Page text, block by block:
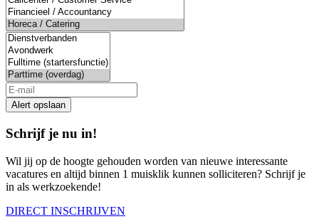
Alert opslaan
Schrijf je nu in!
Wil jij op de hoogte gehouden worden van nieuwe interessante
vacatures en altijd binnen 1 muisklik kunnen solliciteren? Schrijf je
in als werkzoekende!
DIRECT INSCHRIJVEN